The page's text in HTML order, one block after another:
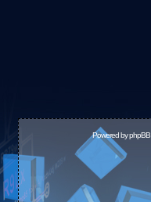
Powered byphpBB